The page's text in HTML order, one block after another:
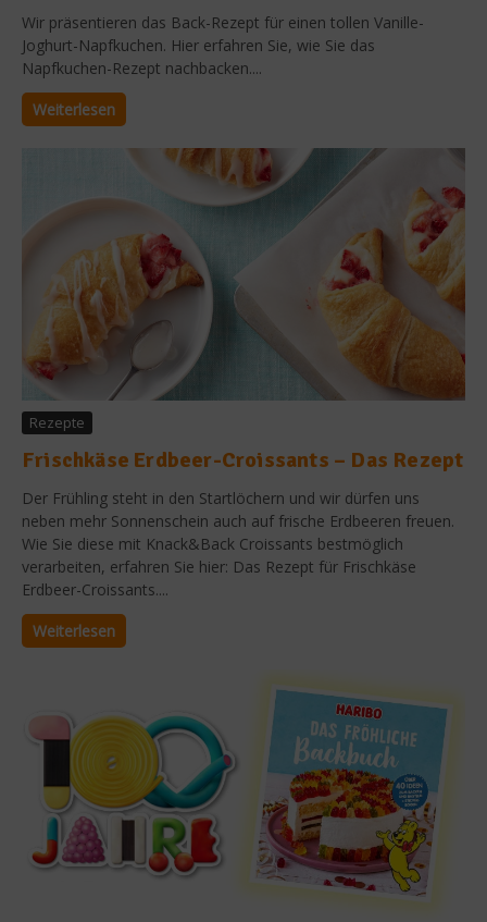
Wir präsentieren das Back-Rezept für einen tollen Vanille-
Joghurt-Napfkuchen. Hier erfahren Sie, wie Sie das
Napfkuchen-Rezept nachbacken....
Weiterlesen
Rezepte
Frischkäse Erdbeer-Croissants – Das Rezept
Der Frühling steht in den Startlöchern und wir dürfen uns
neben mehr Sonnenschein auch auf frische Erdbeeren freuen.
Wie Sie diese mit Knack&Back Croissants bestmöglich
verarbeiten, erfahren Sie hier: Das Rezept für Frischkäse
Erdbeer-Croissants....
Weiterlesen